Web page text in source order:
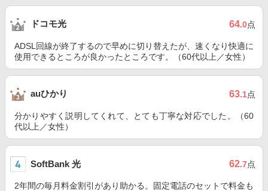
ドコモ光 64.0点
ADSL回線が終了するので早めに切り替えたが、速くなり快適に
使用できるところが良かったところです。（60代以上／女性）
auひかり 63.1点
分かりやすく説明してくれて、とても丁寧な対応でした。（60
代以上／女性）
SoftBank 光 62.7点
2年間の毎月料金割引があり助かる。固定電話のセットで料金も